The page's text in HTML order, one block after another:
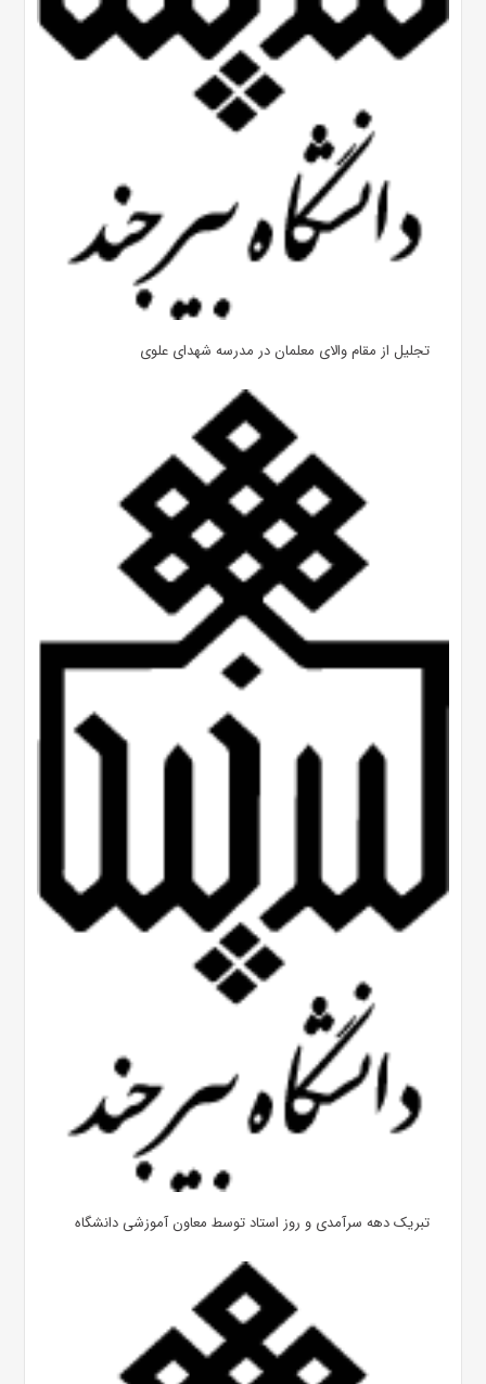
تجلیل از مقام والای معلمان در مدرسه شهدای علوی
تبریک دهه سرآمدی و روز استاد توسط معاون آموزشی دانشگاه